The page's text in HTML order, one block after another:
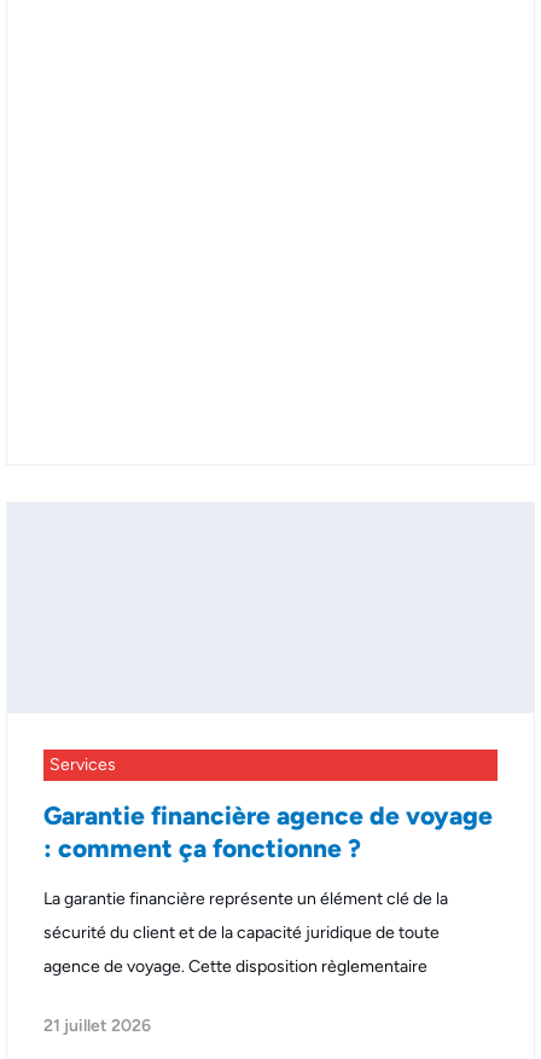
Services
Garantie financière agence de voyage
: comment ça fonctionne ?
La garantie financière représente un élément clé de la
sécurité du client et de la capacité juridique de toute
agence de voyage. Cette disposition règlementaire
21 juillet 2026